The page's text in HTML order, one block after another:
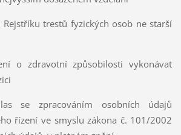
Rejstříku trestů fyzických osob ne starší
o zdravotní způsobilosti vykonávat
se zpracováním osobních údajů
řízení ve smyslu zákona č. 101/2002